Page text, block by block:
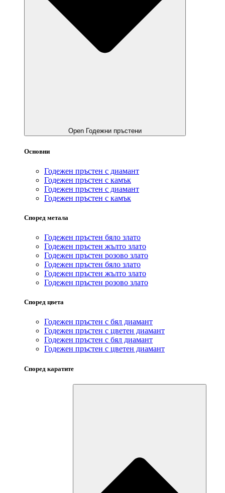
Open Годежни пръстени
Основни
Годежен пръстен с диамант
Годежен пръстен с камък
Годежен пръстен с диамант
Годежен пръстен с камък
Според метала
Годежен пръстен бяло злато
Годежен пръстен жълто злато
Годежен пръстен розово злато
Годежен пръстен бяло злато
Годежен пръстен жълто злато
Годежен пръстен розово злато
Според цвета
Годежен пръстен с бял диамант
Годежен пръстен с цветен диамант
Годежен пръстен с бял диамант
Годежен пръстен с цветен диамант
Според каратите